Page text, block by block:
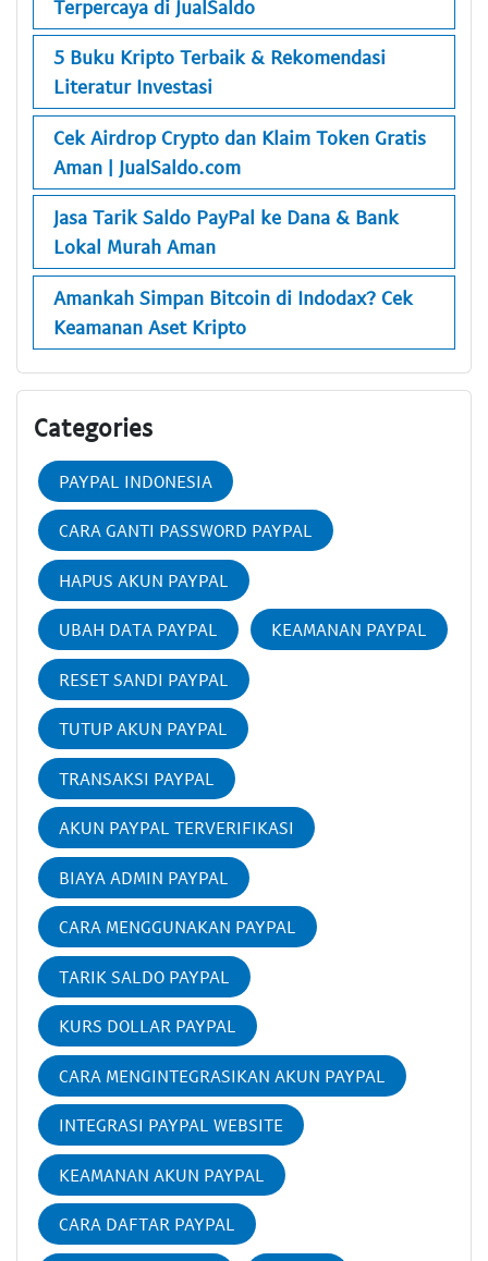
Terpercaya di JualSaldo
5 Buku Kripto Terbaik & Rekomendasi
Literatur Investasi
Cek Airdrop Crypto dan Klaim Token Gratis
Aman | JualSaldo.com
Jasa Tarik Saldo PayPal ke Dana & Bank
Lokal Murah Aman
Amankah Simpan Bitcoin di Indodax? Cek
Keamanan Aset Kripto
Categories
PAYPAL INDONESIA
CARA GANTI PASSWORD PAYPAL
HAPUS AKUN PAYPAL
UBAH DATA PAYPAL KEAMANAN PAYPAL
RESET SANDI PAYPAL
TUTUP AKUN PAYPAL
TRANSAKSI PAYPAL
AKUN PAYPAL TERVERIFIKASI
BIAYA ADMIN PAYPAL
CARA MENGGUNAKAN PAYPAL
TARIK SALDO PAYPAL
KURS DOLLAR PAYPAL
CARA MENGINTEGRASIKAN AKUN PAYPAL
INTEGRASI PAYPAL WEBSITE
KEAMANAN AKUN PAYPAL
CARA DAFTAR PAYPAL